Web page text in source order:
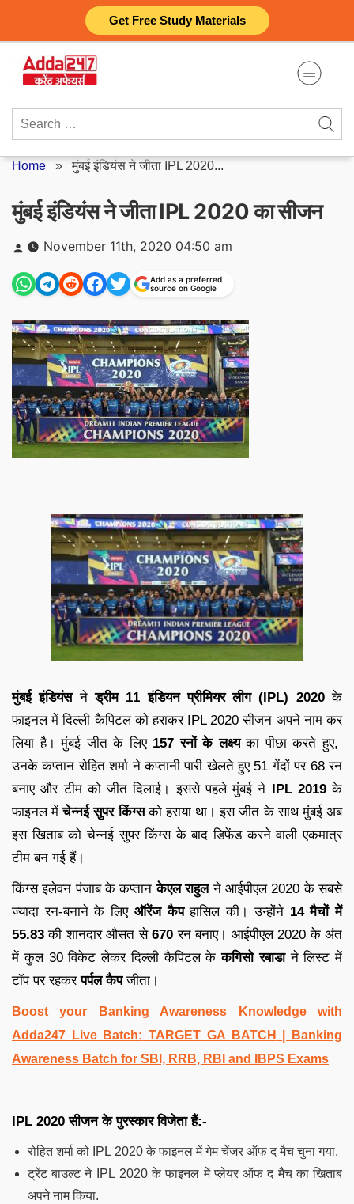
Get Free Study Materials
content
Search
Home »मुंबई इंडियंस ने जीता IPL 2020...
मुंबई इंडियंस ने जीता IPL 2020 का सीजन
Posted
by
November 11th, 2020 04:50 am
Add as a preferred
source on Google
मुंबई इंडियंसनेड्रीम 11 इंडियन प्रीमियर लीग ( IPL) 2020के
फाइनल में दिल्ली कैपिटल को हराकर IPL 2020 सीजन अपने नाम कर
लिया है। मुंबई जीत के लिए 157 रनों के लक्ष्यका पीछा करते हुए,
उनके कप्तान रोहित शर्मा ने कप्तानी पारी खेलते हुए 51 गेंदों पर 68 रन
बनाए और टीम को जीत दिलाई। इससे पहले मुंबई ने
IPL 2019के
फाइनल मेंचेन्नई सुपर किंग्सको हराया था। इस जीत के साथ मुंबई अब
इस खिताब को चेन्नई सुपर किंग्स के बाद डिफेंड करने वाली एकमात्र
टीम बन गई हैं।
किंग्स इलेवन पंजाब के कप्तानकेएल राहुलने आईपीएल 2020 के सबसे
ज्यादा रन-बनाने के लिए ऑरेंज कैपहासिल की। उन्होंने 14 मैचों में
55.83 की शानदार औसत से670 रन बनाए। आईपीएल 2020 के अंत
में कुल 30 विकेट लेकर दिल्ली कैपिटल केकगिसो रबाडाने लिस्ट में
टॉप पर रहकरपर्पल कैपजीता।
Boost your Banking Awareness Knowledge with
Adda247 Live Batch: TARGET GA BATCH
| Banking
Awareness Batch for SBI, RRB, RBI and IBPS Exams
IPL 2020 सीजन के पुरस्कार विजेता हैं:-
रोहित शर्मा को IPL 2020 के फाइनल में गेम चेंजर ऑफ द मैच चुना गया.
ट्रेंट बाउल्ट ने IPL 2020 के फाइनल में प्लेयर ऑफ द मैच का खिताब
अपने नाम किया.